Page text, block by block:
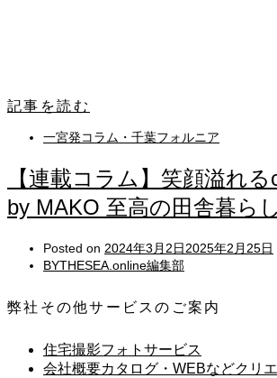
記事を読む
一宮発コラム・千葉フォルニア
【連載コラム】笑顔溢れ
by MAKO 至高の田舎暮
Posted on 2024年3月2日2025年2月25日
BYTHESEA.online編集部
弊社その他サービスのご案内
住宅撮影フォトサービス
会社概要カタログ・WEBなどクリ